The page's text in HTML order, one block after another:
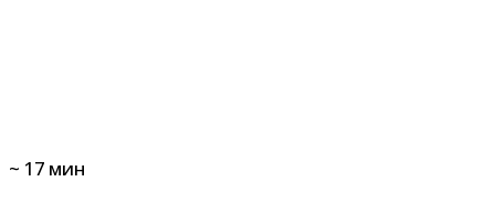
~ 17 мин